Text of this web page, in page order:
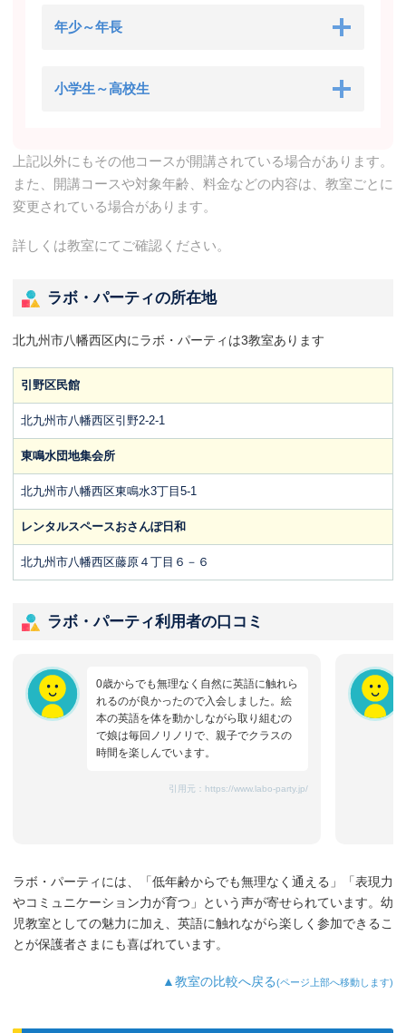
年少～年長
小学生～高校生
上記以外にもその他コースが開講されている場合があります。
また、開講コースや対象年齢、料金などの内容は、教室ごとに
変更されている場合があります。
詳しくは教室にてご確認ください。
ラボ・パーティの所在地
北九州市八幡西区内にラボ・パーティは3教室あります
引野区民館
北九州市八幡西区引野2-2-1
東鳴水団地集会所
北九州市八幡西区東鳴水3丁目5-1
レンタルスペースおさんぽ日和
北九州市八幡西区藤原４丁目６－６
ラボ・パーティ利用者の口コミ
0歳からでも無理なく自然に英語に触れら
れるのが良かったので入会しました。絵
本の英語を体を動かしながら取り組むの
で娘は毎回ノリノリで、親子でクラスの
時間を楽しんでいます。
引用元： https://www.labo-party.jp/
ラボ・パーティには、「低年齢からでも無理なく通える」「表現力
やコミュニケーション力が育つ」という声が寄せられています。幼
児教室としての魅力に加え、英語に触れながら楽しく参加できるこ
とが保護者さまにも喜ばれています。
▲教室の比較へ戻る(ページ上部へ移動します)